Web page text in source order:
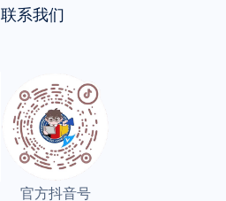
联系我们
官方抖音号